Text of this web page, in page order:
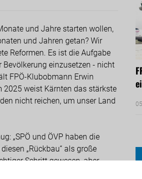
und Jahre starten wollen,
und Jahren getan? Wir
Reformen. Es ist die Aufgabe
Bevölkerung einzusetzen - nicht
FPÖ-Klubobmann Erwin
2025 weist Kärnten das stärkste
nicht reichen, um unser Land
„SPÖ und ÖVP haben die
„Rückbau“ als große
Schritt gewesen, aber
„Zusammenfassend